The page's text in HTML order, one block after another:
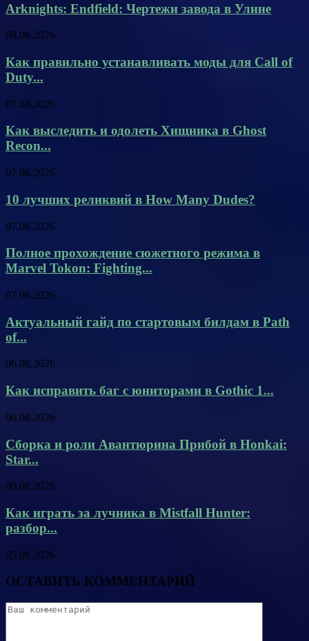
Arknights: Endfield: Чертежи завода в Улине
08.08.2026
Как правильно устанавливать моды для Call of
Duty...
07.08.2026
Как выследить и одолеть Хищника в Ghost
Recon...
07.08.2026
10 лучших реликвий в How Many Dudes?
07.08.2026
Полное прохождение сюжетного режима в
Marvel Tokon: Fighting...
07.08.2026
Актуальный гайд по стартовым билдам в Path
of...
06.08.2026
Как исправить баг с юниторами в Gothic 1...
06.08.2026
Сборка и роли Авантюрина Прибой в Honkai:
Star...
06.08.2026
Как играть за лучника в Mistfall Hunter:
разбор...
05.08.2026
ОСТАВИТЬ КОММЕНТАРИЙ